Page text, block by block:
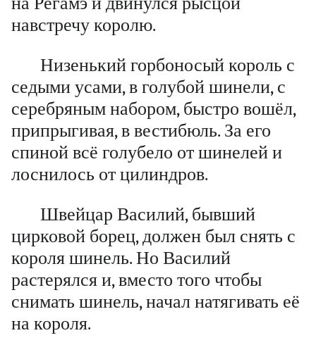
навстречу королю.
Низенький горбоносый король с
седыми усами, в голубой шинели, с
серебряным набором, быстро вошёл,
припрыгивая, в вестибюль. За его
спиной всё голубело от шинелей и
лоснилось от цилиндров.
Швейцар Василий, бывший
цирковой борец, должен был снять с
короля шинель. Но Василий
растерялся и, вместо того чтобы
снимать шинель, начал натягивать её
на короля.